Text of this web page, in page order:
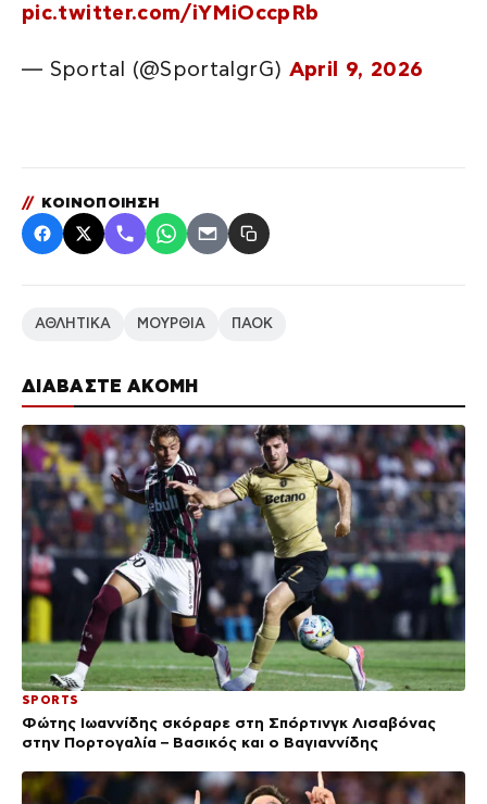
ΔΙΑΒΑΣΤΕ ΑΚΟΜΗ
SPORTS
Φώτης Ιωαννίδης σκόραρε στη Σπόρτινγκ Λισαβόνας
στην Πορτογαλία – Βασικός και ο Βαγιαννίδης
pic.twitter.com/iYMiOccpRb
— Sportal (@SportalgrG) April 9, 2026
// ΚΟΙΝΟΠΟΙΗΣΗ
ΑΘΛΗΤΙΚΑ ΜΟΥΡΘΙΑ ΠΑΟΚ